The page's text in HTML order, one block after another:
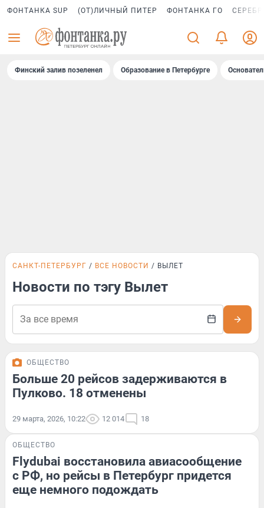
ФОНТАНКА SUP (ОТ)ЛИЧНЫЙ ПИТЕР ФОНТАНКА ГО
Финский залив позеленел Образование в Петербурге
САНКТ-ПЕТЕРБУРГ ВСЕ НОВОСТИ ВЫЛЕТ
Новости по тэгу Вылет
ОБЩЕСТВО
Больше 20 рейсов задерживаются в
Пулково. 18 отменены
29 марта, 2026, 10:22 12 014 18
ОБЩЕСТВО
Flydubai восстановила авиасообщение
с РФ, но рейсы в Петербург придется
еще немного подождать